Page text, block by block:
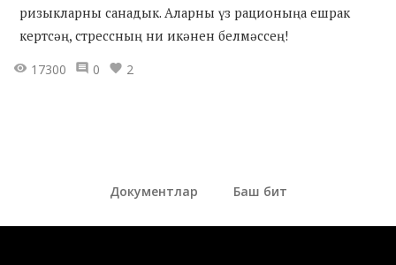
ризыкларны санадык. Аларны үз рационыңа ешрак
кертсәң, стрессның ни икәнен белмәссең!
17300
0 2
Документлар Баш бит